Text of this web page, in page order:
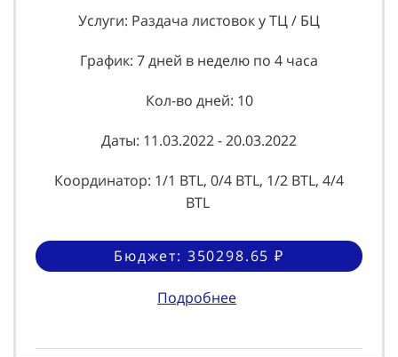
Услуги: Раздача листовок у ТЦ / БЦ
График: 7 дней в неделю по 4 часа
Кол-во дней: 10
Даты: 11.03.2022 - 20.03.2022
Координатор: 1/1 BTL, 0/4 BTL, 1/2 BTL, 4/4
BTL
Бюджет: 350298.65 ₽
Подробнее